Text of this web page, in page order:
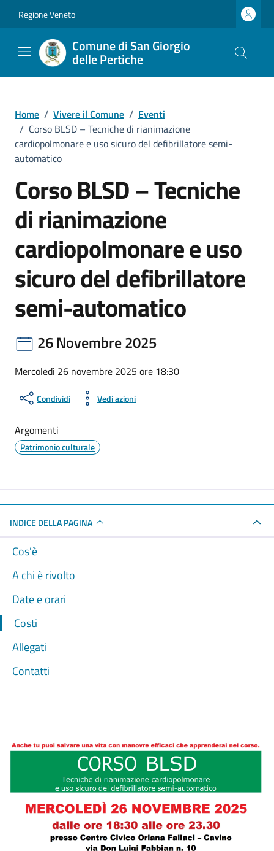
Regione Veneto
Comune di San Giorgio
delle Pertiche
Home / Vivere il Comune / Eventi
/ Corso BLSD – Tecniche di rianimazione
cardiopolmonare e uso sicuro del defibrillatore semi-
automatico
Corso BLSD – Tecniche
di rianimazione
cardiopolmonare e uso
sicuro del defibrillatore
semi-automatico
26 Novembre 2025
Mercoledì 26 novembre 2025 ore 18:30
Condividi Vedi azioni
Argomenti
Patrimonio culturale
INDICE DELLA PAGINA
Cos'è
A chi è rivolto
Date e orari
Costi
Allegati
Contatti